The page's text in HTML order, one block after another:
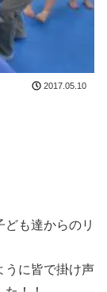
2017.05.10
も達からのリ
うに皆で掛け声